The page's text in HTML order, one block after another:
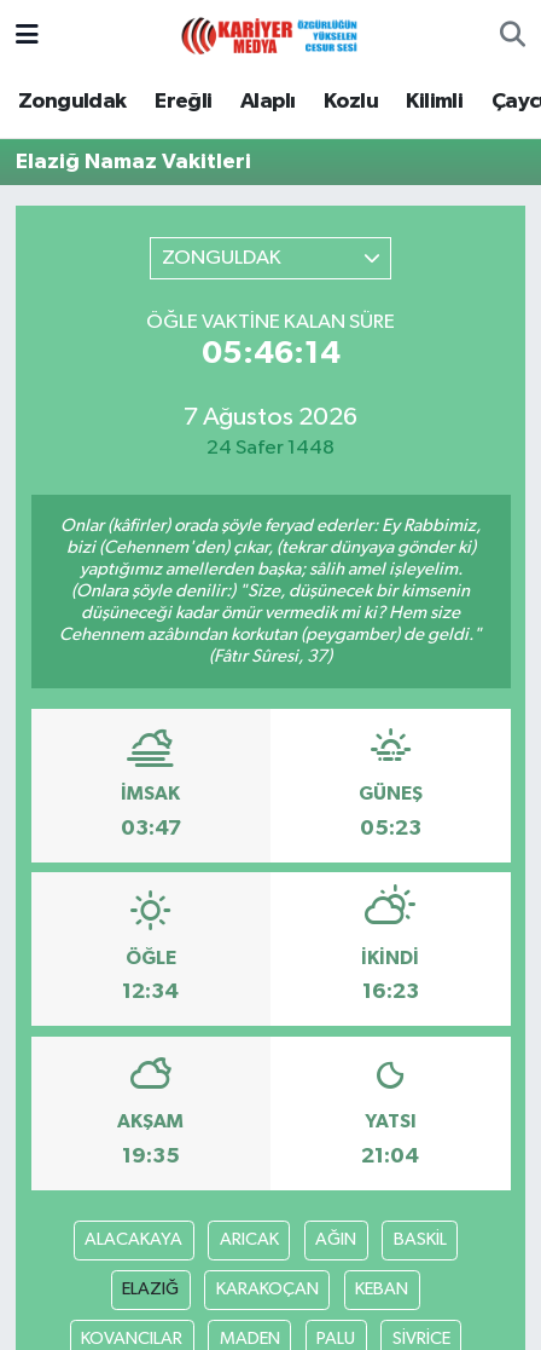
Zonguldak Ereğli Alaplı Kozlu Kilimli
Elaziğ Namaz Vakitleri
ZONGULDAK
ÖĞLE VAKTINE KALAN SÜRE
05:46:14
7 Ağustos 2026
24 Safer 1448
Onlar (kâfirler) orada şöyle feryad ederler: Ey Rabbimiz,
bizi (Cehennem'den) çıkar, (tekrar dünyaya gönder ki)
yaptığımız amellerden başka; sâlih amel işleyelim.
(Onlara şöyle denilir:) "Size, düşünecek bir kimsenin
düşüneceği kadar ömür vermedik mi ki? Hem size
Cehennem azâbından korkutan (peygamber) de geldi."
(Fâtır Sûresi, 37)
İMSAK
03:47
GÜNEŞ
05:23
ÖĞLE
12:34
İKINDI
16:23
AKŞAM
19:35
YATSI
21:04
ALACAKAYA ARICAK AĞIN BASKİL
ELAZIĞ KARAKOÇAN KEBAN
KOVANCILAR MADEN PALU SİVRİCE
Zonguldak
Ereğli
Devrek
Özel
Mesaj
Dergim
Zonguldak Nöbetçi Eczaneler
Zonguldak Hava Durumu
Zonguldak Trafik Yoğunluk Haritası
Puan Durumu ve Fikstür
Haber Arşivi